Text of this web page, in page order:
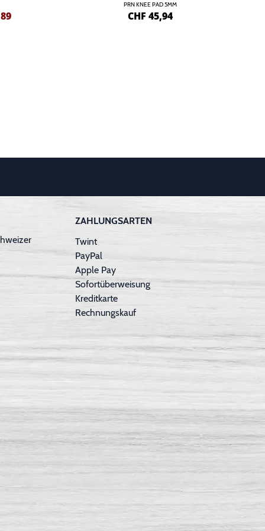
PRN KNEE PAD 5MM
CHF 45,94
ZAHLUNGSARTEN
Twint
PayPal
Apple Pay
Sofortüberweisung
Kreditkarte
Rechnungskauf